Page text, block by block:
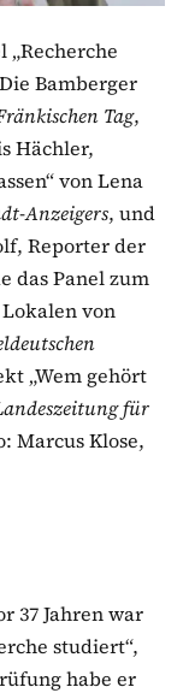
„Recherche
Bamberger
Tag,
Hächler,
von Lena
Anzeigers, und
Reporter der
das Panel zum
von
„Wem gehört
für
Marcus Klose,
37 Jahren war
studiert“,
habe er